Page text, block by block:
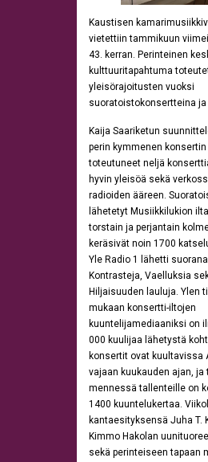
Kaustisen
vietettiin tammikuun
43. kerran. Perinteinen
kulttuuritapahtuma
yleisörajoitusten vuoksi
suoratoistokonsertteina ja
Kaija Saariketun
perin kymmenen
toteutuneet neljä
hyvin yleisöä sekä
radioiden ääreen.
lähetetyt Musiikkilukion
torstain ja perjantain
keräsivät noin 1700
Yle Radio 1 lähetti
Kontrasteja, Vaelluksia
Hiljaisuuden lauluja. Ylen
mukaan konsertti-iltojen
kuuntelijamediaaniksi on
000 kuulijaa lähetystä
konsertit ovat kuultavissa
vajaan kuukauden ajan, ja
mennessä tallenteille on
1400 kuuntelukertaa.
kantaesityksensä Juha T.
Kimmo Hakolan
sekä perinteiseen tapaan